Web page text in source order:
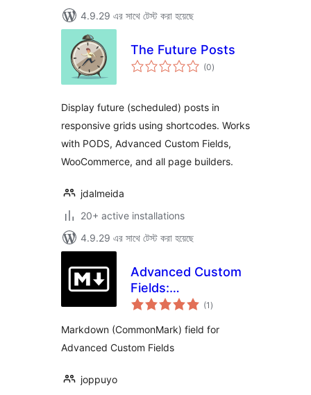
4.9.29 এর সাথে টেস্ট করা হয়েছে
The Future Posts
(0total
ratings
)
Display future (scheduled) posts in
responsive grids using shortcodes. Works
with PODS, Advanced Custom Fields,
WooCommerce, and all page builders.
jdalmeida
20+ active installations
4.9.29 এর সাথে টেস্ট করা হয়েছে
Advanced Custom
Fields:
CommonMark Field
(1 total
ratings
)
Markdown (CommonMark) field for
Advanced Custom Fields
joppuyo